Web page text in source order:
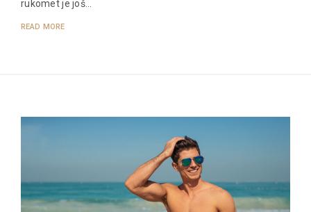
rukomet je još…
READ MORE